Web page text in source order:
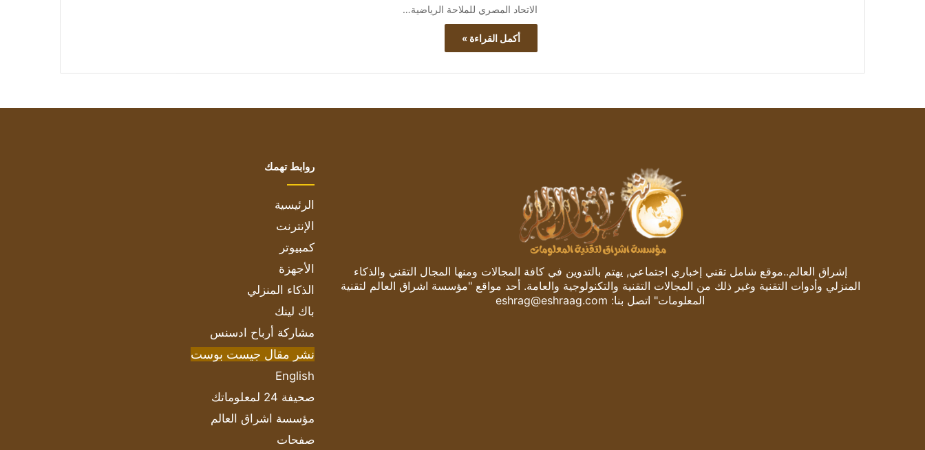
الاتحاد المصري للملاحة الرياضية…
أكمل القراءة »
إشراق العالم..موقع شامل تقني إخباري اجتماعي, يهتم بالتدوين في كافة المجالات ومنها المجال التقني والذكاء
المنزلي وأدوات التقنية وغير ذلك من المجالات التقنية والتكنولوجية والعامة. أحد مواقع "مؤسسة اشراق العالم لتقنية
المعلومات" اتصل بنا: eshrag@eshraag.com
روابط تهمك
الرئيسية
الإنترنت
كمبيوتر
الأجهزة
الذكاء المنزلي
باك لينك
مشاركة أرباح ادسنس
نشر مقال جيست بوست
English
صحيفة 24 لمعلوماتك
مؤسسة اشراق العالم
صفحات